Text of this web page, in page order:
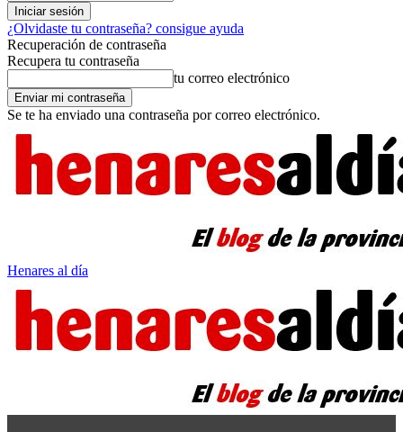
¿Olvidaste tu contraseña? consigue ayuda
Recuperación de contraseña
Recupera tu contraseña
tu correo electrónico
Se te ha enviado una contraseña por correo electrónico.
Henares al día